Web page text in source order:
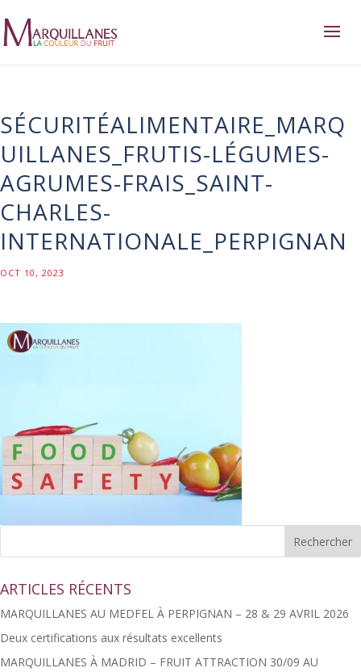
SÉCURITÉALIMENTAIRE_MARQ
UILLANES_FRUTIS-LÉGUMES-
AGRUMES-FRAIS_SAINT-
CHARLES-
INTERNATIONALE_PERPIGNAN
OCT 10, 2023
ARTICLES RÉCENTS
MARQUILLANES AU MEDFEL À PERPIGNAN – 28 & 29 AVRIL 2026
Deux certifications aux résultats excellents
MARQUILLANES À MADRID – FRUIT ATTRACTION 30/09 AU